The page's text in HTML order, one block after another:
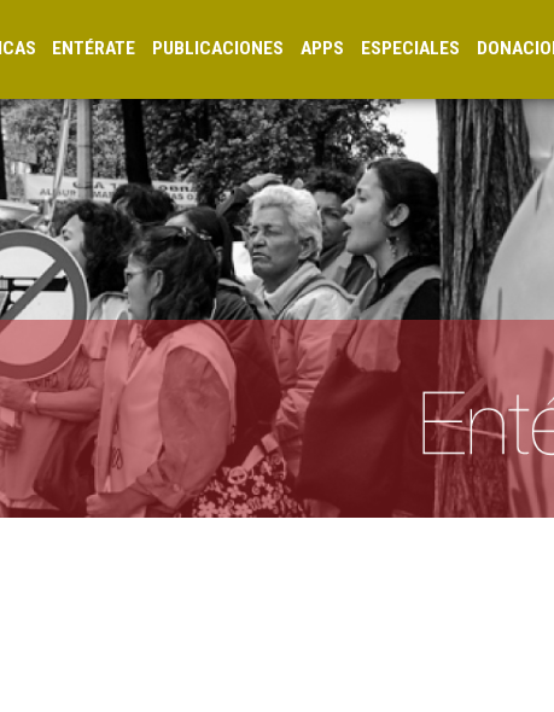
ENTÉRATE PUBLICACIONES APPS ESPECIALES